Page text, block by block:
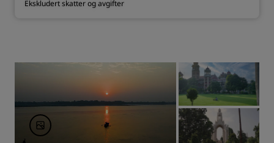
Ekskludert skatter og avgifter